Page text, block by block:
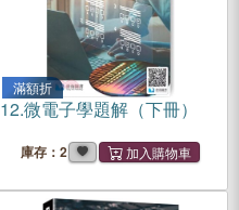
滿額折
12.微電子學題解（下冊）
庫存：2